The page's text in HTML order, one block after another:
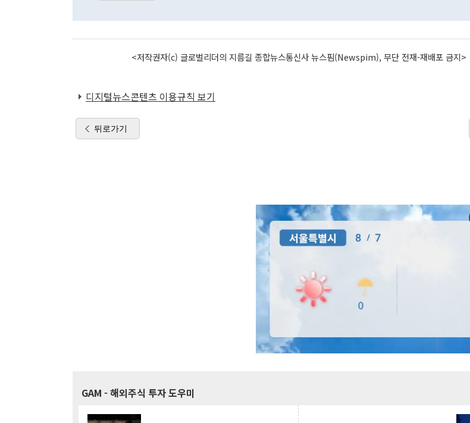
<저작권자(c) 글로벌리더의 지름길 종합뉴스통신사 뉴스핌(Newspim), 무단 전재-재배포 금지>
디지털뉴스콘텐츠 이용규칙 보기
뒤로가기
GAM - 해외주식 투자 도우미